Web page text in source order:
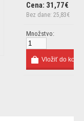
Cena: 31,77€
Bez dane: 25,83€
Množstvo: